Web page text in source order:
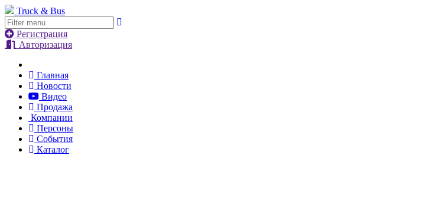
Truck & Bus
Регистрация
Авторизация
Главная
Новости
Видео
Продажа
Компании
Персоны
События
Каталог